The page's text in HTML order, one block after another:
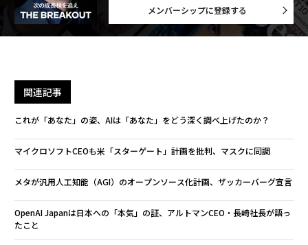
メンバーシップに登録する
関連記事
これが「あなた」の姿、AIは「あなた」をどう深く調べ上げたのか？
マイクロソフトCEOも米「スターゲート」計画を批判、マスクに同調
メタが汎用人工知能（AGI）のオープンソース化計画、ザッカーバーグ宣言
OpenAI Japanは日本への「本気」の証、アルトマンCEO・長崎社長が語っ
たこと